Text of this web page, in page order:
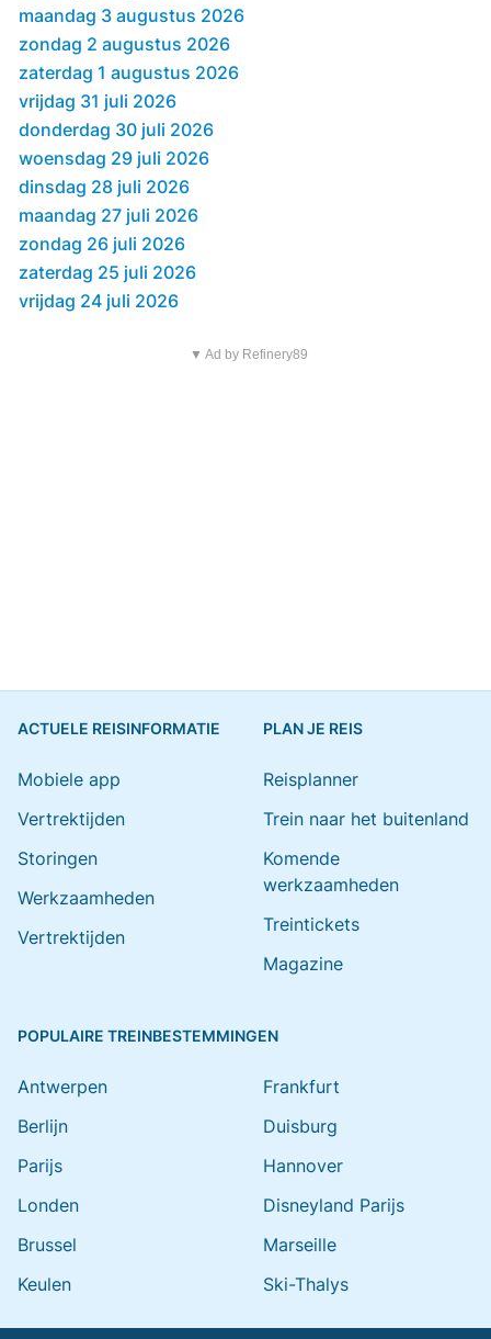
maandag 3 augustus 2026
zondag 2 augustus 2026
zaterdag 1 augustus 2026
vrijdag 31 juli 2026
donderdag 30 juli 2026
woensdag 29 juli 2026
dinsdag 28 juli 2026
maandag 27 juli 2026
zondag 26 juli 2026
zaterdag 25 juli 2026
vrijdag 24 juli 2026
▼ Ad by Refinery89
ACTUELE REISINFORMATIE
Mobiele app
Vertrektijden
Storingen
Werkzaamheden
Vertrektijden
PLAN JE REIS
Reisplanner
Trein naar het buitenland
Komende
werkzaamheden
Treintickets
Magazine
POPULAIRE TREINBESTEMMINGEN
Antwerpen
Berlijn
Parijs
Londen
Brussel
Keulen
Frankfurt
Duisburg
Hannover
Disneyland Parijs
Marseille
Ski-Thalys